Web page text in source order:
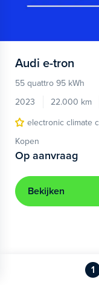
Audi e-tron
55 quattro 95 kWh
2023
22.000 km
electronic climate
Kopen
Op aanvraag
Bekijken
1